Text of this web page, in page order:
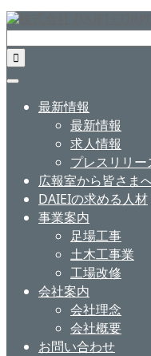

最新情報
最新情報
求人情報
プレスリリー
広報室から皆さま
DAIEIの求める人材
事業案内
足場工事
土木工事業
工場改修
会社案内
会社理念
会社概要
お問い合わせ